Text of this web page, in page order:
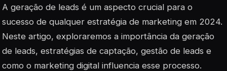
A geração de leads é um aspecto crucial para o
sucesso de qualquer estratégia de marketing em 2024.
Neste artigo, exploraremos a importância da geração
de leads, estratégias de captação, gestão de leads e
como o marketing digital influencia esse processo.